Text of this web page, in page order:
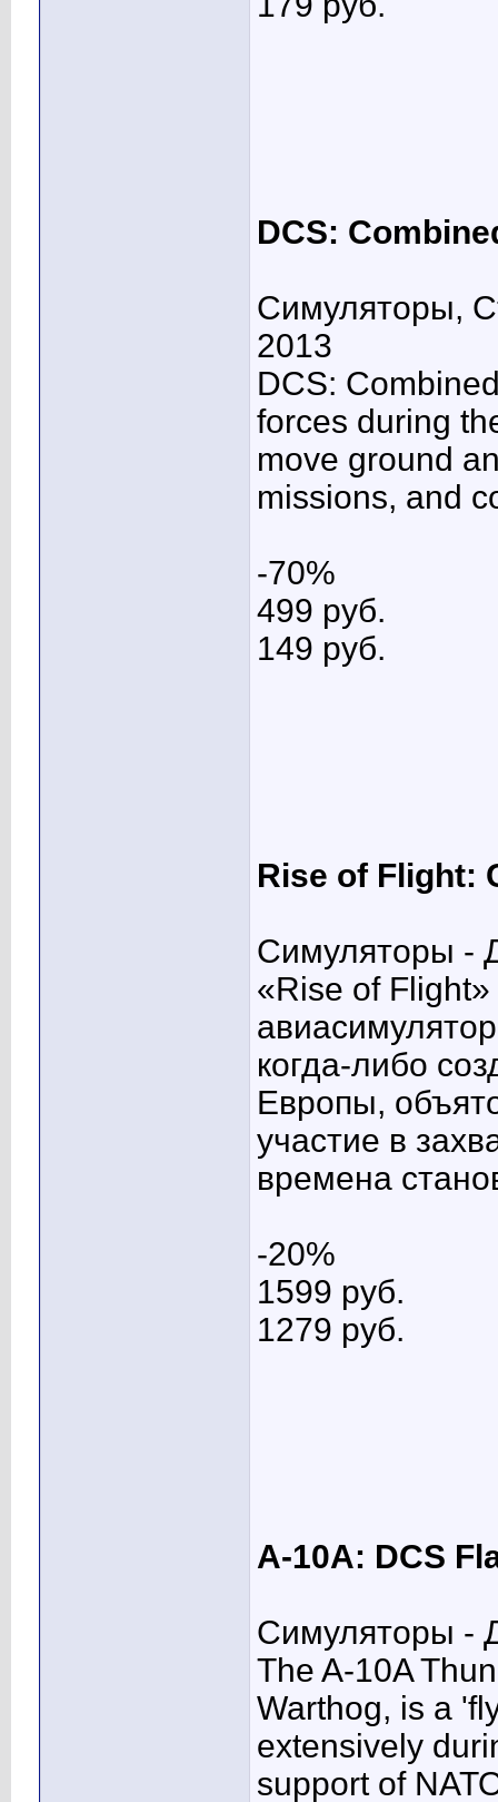
DCS:
Симуляторы,
2013
DCS:
forces during
move ground
missions, and
-70%
499 pуб.
149 pуб.
Rise of Flight:
Симуляторы -
«Rise of
когда-либо
Европы,
участие в
времена
-20%
1599 pуб.
1279 pуб.
A-10A: DCS
Симуляторы -
The A-10A
Warthog, is a
extensively
support of